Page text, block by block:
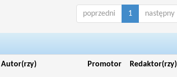
poprzedni 1 następny
Autor(rzy) Promotor Redaktor(rzy)